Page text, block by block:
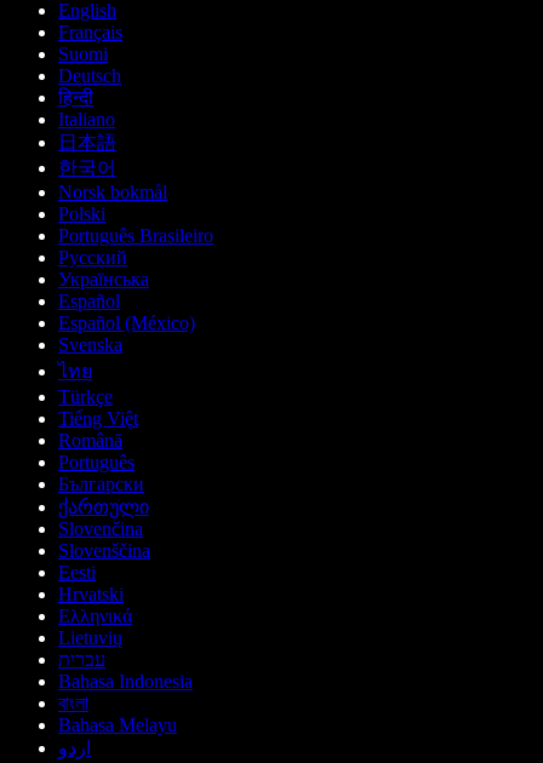
English
Français
Suomi
Deutsch
हिन्दी
Italiano
日本語
한국어
Norsk bokmål
Polski
Português Brasileiro
Русский
Українська
Español
Español (México)
Svenska
ไทย
Türkçe
Tiếng Việt
Română
Português
Български
ქართული
Slovenčina
Slovenščina
Eesti
Hrvatski
Ελληνικά
Lietuvių
עברית
Bahasa Indonesia
বাংলা
Bahasa Melayu
اردو